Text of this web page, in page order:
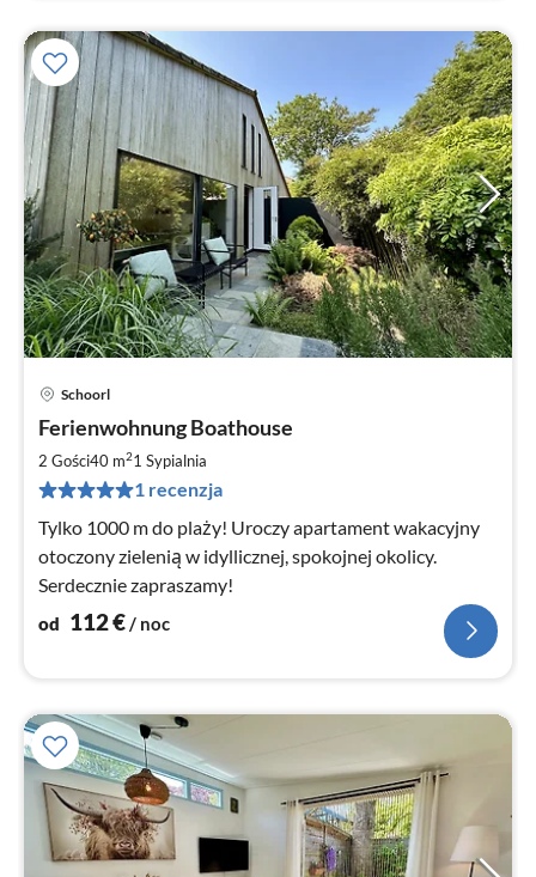
Schoorl
Ferienwohnung Boathouse
2 Gości40 m21 Sypialnia
1 recenzja
Tylko 1000 m do plaży! Uroczy apartament wakacyjny
otoczony zielenią w idyllicznej, spokojnej okolicy.
Serdecznie zapraszamy!
od 112€ / noc